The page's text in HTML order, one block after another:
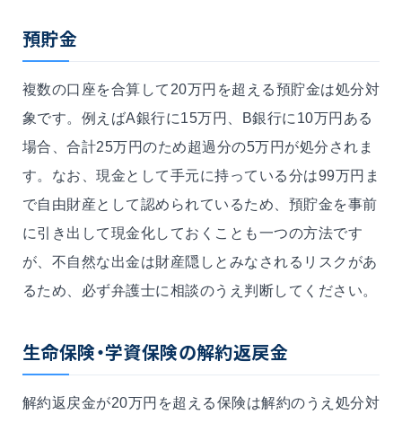
預貯金
複数の口座を合算して20万円を超える預貯金は処分対
象です。例えばA銀行に15万円、B銀行に10万円ある
場合、合計25万円のため超過分の5万円が処分されま
す。なお、現金として手元に持っている分は99万円ま
で自由財産として認められているため、預貯金を事前
に引き出して現金化しておくことも一つの方法です
が、不自然な出金は財産隠しとみなされるリスクがあ
るため、必ず弁護士に相談のうえ判断してください。
生命保険・学資保険の解約返戻金
解約返戻金が20万円を超える保険は解約のうえ処分対